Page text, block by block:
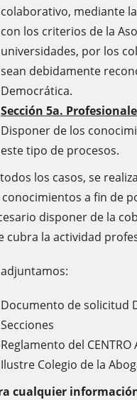
colaborativo, mediante
con los criterios de la
universidades, por los
sean debidamente
Democrática.
Sección 5a.
Disponer de los
este tipo de procesos.
los casos, se
conocimientos a fin de
disponer de la
cubra la actividad
Documento de solicitud
Secciones
Reglamento del
Ilustre Colegio de la
cualquier